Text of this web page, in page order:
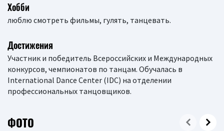
Хобби
люблю смотреть фильмы, гулять, танцевать.
Достижения
Участник и победитель Всероссийских и Международных
конкурсов, чемпионатов по танцам. Обучалась в
International Dance Center (IDC) на отделении
профессиональных танцовщиков.
ФОТО